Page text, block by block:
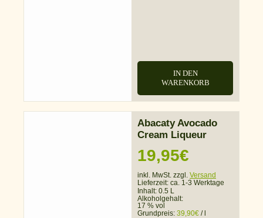
IN DEN
WARENKORB
Abacaty Avocado
Cream Liqueur
19,95€
inkl. MwSt. zzgl. Versand
Lieferzeit: ca. 1-3 Werktage
Inhalt: 0.5 L
Alkoholgehalt:
17 % vol
Grundpreis: 39,90€ /